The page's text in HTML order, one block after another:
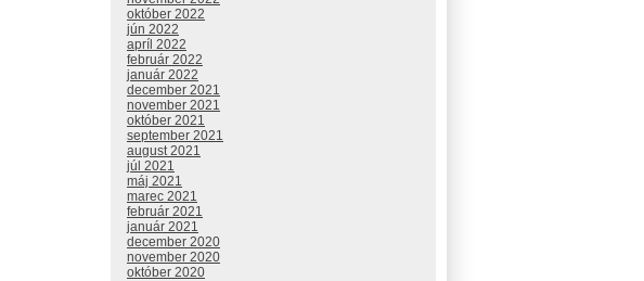
október 2022
jún 2022
apríl 2022
február 2022
január 2022
december 2021
november 2021
október 2021
september 2021
august 2021
júl 2021
máj 2021
marec 2021
február 2021
január 2021
december 2020
november 2020
október 2020